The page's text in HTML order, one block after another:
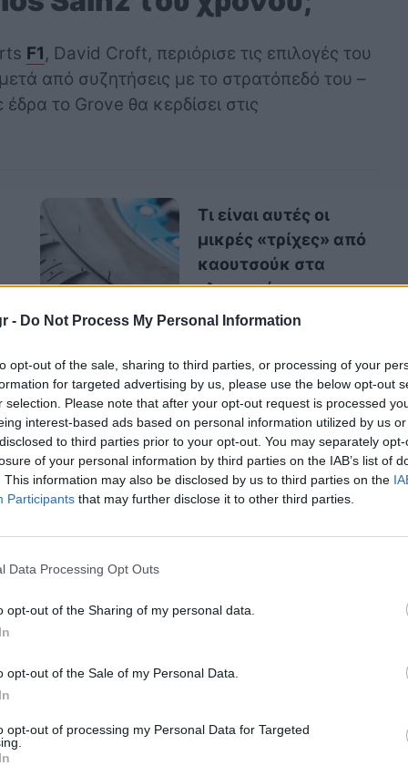
- Do Not Process My Personal Information
opt-out of the sale, sharing to third parties, or processing of your
for targeted advertising by us, please use the below opt-out
selection. Please note that after your opt-out request is processed
interest-based ads based on personal information utilized by us
to third parties prior to your opt-out. You may separately
of your personal information by third parties on the IAB’s list of
This information may also be disclosed by us to third parties on the
Participants that may further disclose it to other third parties.
Data Processing Opt Outs
opt-out of the Sharing of my personal data.
opt-out of the Sale of my Personal Data.
opt-out of processing my Personal Data for Targeted
F1, David Croft, περιόρισε τις επιλογές του
από συζητήσεις με το στρατόπεδό του –
το Grove θα κερδίσει στις
Τι είναι αυτές οι
μικρές «τρίχες» από
καουτσούκ στα
ελαστικά των
αυτοκινήτων;
ότι θα πάει στη Williams»,
F1. «Νομίζω ότι εκεί κατευθύνεται ο
μπροστά του η Williams.
της Audi αυτή τη στιγμή, επειδή δεν
τη Sauber, κατασκευάζουν
fair play στον James Vowles. Πέρυσι, είπα
για μένα. Ίσως πρέπει να τον βάλω να
αυτό [θα ήταν] ένα μεγάλο
οδηγών που θα μπορούσε να